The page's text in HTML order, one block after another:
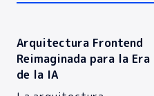
Arquitectura Frontend
Reimaginada para la Era
de la IA